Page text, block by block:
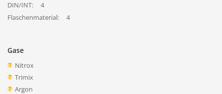
DIN/INT:
4
Flaschenmaterial:
4
Gase
Nitrox
Trimix
Argon